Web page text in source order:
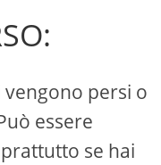
persi o
essere
se hai